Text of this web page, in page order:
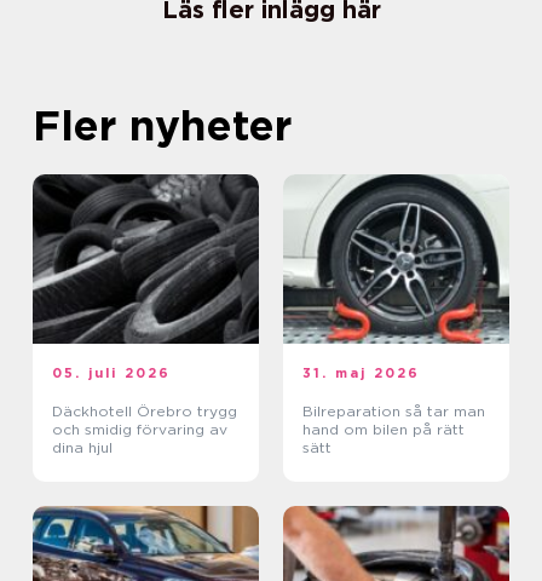
Läs fler inlägg här
Fler nyheter
05. juli 2026
Däckhotell Örebro trygg
och smidig förvaring av
dina hjul
31. maj 2026
Bilreparation så tar man
hand om bilen på rätt
sätt